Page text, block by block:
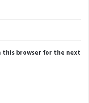
this browser for the next